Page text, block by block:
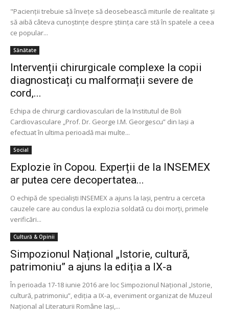
"Pacienții trebuie să învețe să deosebească miturile de realitate și
să aibă câteva cunoștințe despre știința care stă în spatele a ceea
ce popular...
Sănătate
Intervenții chirurgicale complexe la copii
diagnosticați cu malformații severe de
cord,...
Echipa de chirurgi cardiovasculari de la Institutul de Boli
Cardiovasculare „Prof. Dr. George I.M. Georgescu” din Iași a
efectuat în ultima perioadă mai multe...
Social
Explozie în Copou. Experții de la INSEMEX
ar putea cere decopertatea...
O echipă de specialiști INSEMEX a ajuns la Iaşi, pentru a cerceta
cauzele care au condus la explozia soldată cu doi morţi, primele
verificări...
Cultură & Opinii
Simpozionul Național „Istorie, cultură,
patrimoniu” a ajuns la ediția a IX-a
În perioada 17-18 iunie 2016 are loc Simpozionul Național „Istorie,
cultură, patrimoniu”, ediția a IX-a, eveniment organizat de Muzeul
Național al Literaturii Române Iași,...